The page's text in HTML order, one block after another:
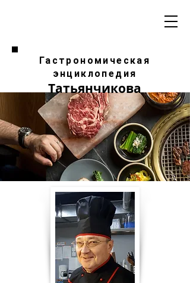
Гастрономическая
энциклопедия
Татьянчикова